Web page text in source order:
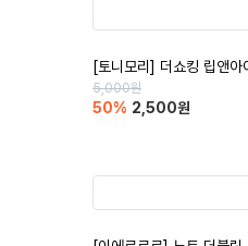
[토니모리] 더쇼킹 립앤
5,000원
50% 2,500원